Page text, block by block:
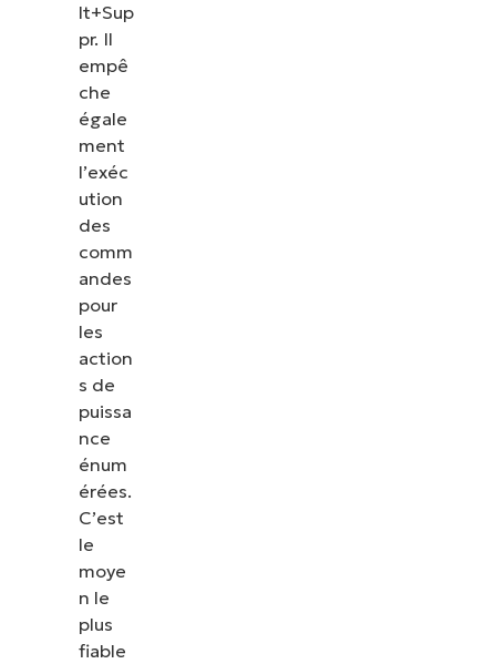
lt+Sup
pr. Il
empê
che
égale
ment
l’exéc
ution
des
comm
andes
pour
les
action
s de
puissa
nce
énum
érées.
C’est
le
moye
n le
plus
fiable